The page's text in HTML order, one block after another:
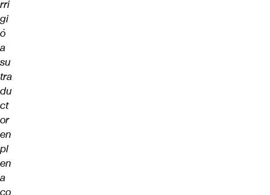
rri
gi
ó
a
su
tra
du
ct
or
en
pl
en
a